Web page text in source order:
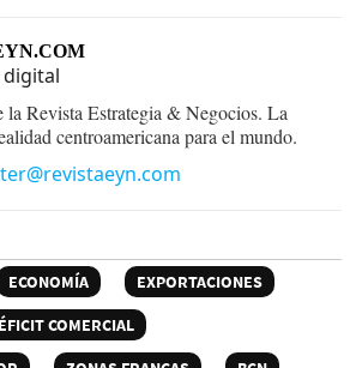
digital
la Revista Estrategia & Negocios. La
centroamericana para el mundo.
ECONOMÍA
EXPORTACIONES
COMERCIAL